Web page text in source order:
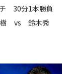
30分1本勝負
樹 vs 鈴木秀